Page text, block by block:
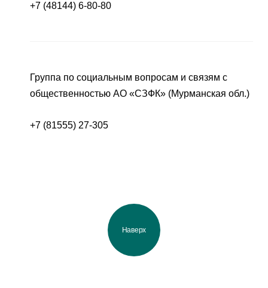
+7 (48144) 6-80-80
Группа по социальным вопросам и связям с
общественностью АО «СЗФК» (Мурманская обл.)
+7 (81555) 27-305
Наверх